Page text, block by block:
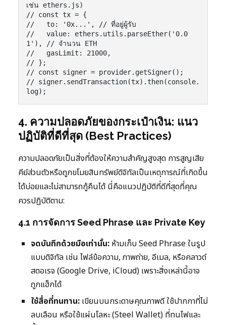
เช่น ethers.js)
// const tx = {
//   to: '0x...', // ที่อยู่ผู้รับ
//   value: ethers.utils.parseEther('0.0
1'), // จำนวน ETH
//   gasLimit: 21000,
// };
// const signer = provider.getSigner();
// signer.sendTransaction(tx).then(console.
4. ความปลอดภัยของกระเป๋าเงิน: แนว
ปฏิบัติที่ดีที่สุด (Best Practices)
ความปลอดภัยเป็นสิ่งที่ต้องให้ความสำคัญสูงสุด การสูญเสีย
คีย์ส่วนตัวหรือถูกขโมยสินทรัพย์ดิจิทัลเป็นเหตุการณ์ที่เกิดขึ้น
ได้บ่อยและไม่สามารถกู้คืนได้ นี่คือแนวปฏิบัติที่ดีที่สุดที่คุณ
ควรปฏิบัติตาม:
4.1 การจัดการ Seed Phrase และ Private Key
จดบันทึกด้วยมือเท่านั้น: ห้ามเก็บ Seed Phrase ในรูป
แบบดิจิทัล เช่น ไฟล์ข้อความ, ภาพถ่าย, อีเมล, หรือคลาวด์
สตอเรจ (Google Drive, iCloud) เพราะสิ่งเหล่านี้อาจ
ถูกแฮ็กได้
ใช้สื่อที่ทนทาน: เขียนบนกระดาษคุณภาพดี ใช้ปากกาที่ไม่
ลบเลือน หรือใช้แผ่นโลหะ (Steel Wallet) ที่ทนไฟและ